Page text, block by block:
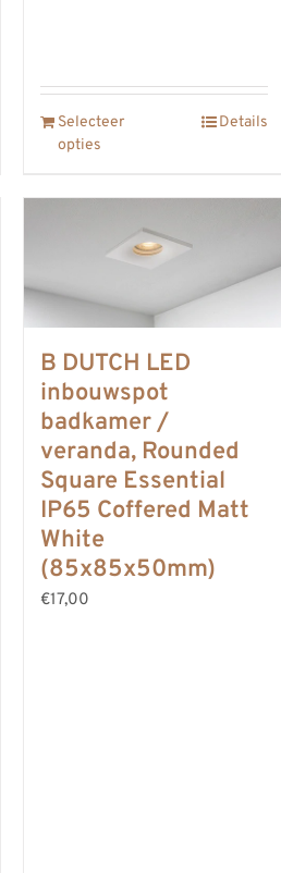
Selecteer
opties
Details
B DUTCH LED
inbouwspot
badkamer /
veranda, Rounded
Square Essential
IP65 Coffered Matt
White
(85x85x50mm)
€17,00